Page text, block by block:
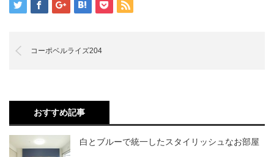
コーポベルライズ204
おすすめ記事
白とブルーで統一したスタイリッシュなお部屋